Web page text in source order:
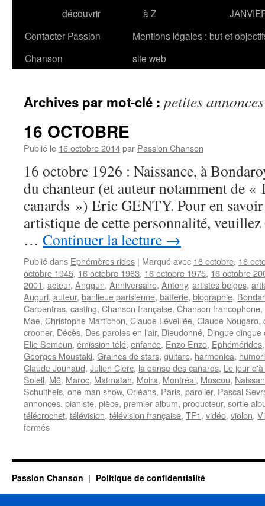
découvrir
à Z
Contacter Passion
Chanson
Mentions légales : but et
site web
Archives par mot-clé : petites annonces
16 OCTOBRE
Publié le 16 octobre 2014par Passion Chanson
16 octobre 1926 : Naissance, à
du chanteur (et auteur notamment de «
canards ») Eric GENTY. Pour en
artistique de cette personnalité,
… Continuer la lecture →
Publié dans Ephémères rides | Marqué avec 16 octobre, 16
octobre 1945, 16 octobre 1963, 16 octobre 1975, 16 octobre
2001, acteur, Anggun, Anniversaire, Antony, artistes belges,
Auguri, auteur, banlieue parisienne, batterie, biographie,
Carpentras, casting, Chanson française, Chanson francophone,
Mae, Christophe Martichon, Claude Léveillée, Claude Nougaro,
crooner, Décès, Des paroles en l'air, Dieudonné, Dingue dingue
Elie Semoun, émission télé, enfance, Enzo Enzo, Ephémérides
Georges Moustaki, Graines de stars, guitare, harmonica,
Claude Jouhaud, Julien Clerc, la danse des canards, Le jour
Soleil, M6, Maroc, Matmatah, Moira, Montréal, Moscou,
Schultheis, one man show, Orléans, Paris, parolier, Pascal
annonces, pianiste, pièce, premier album, producteur, sortie
télécrochet, télévision, télévision française, TF1, vidéo, violon,
ferméssur
Passion Chanson Politique de confidentialité